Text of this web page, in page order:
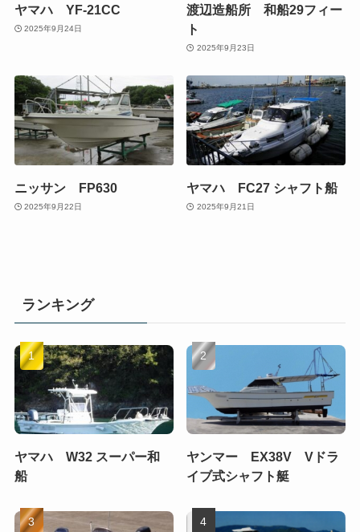
ヤマハ YF-21CC
2025年9月24日
渡辺造船所 和船29フィー
ト
2025年9月23日
ニッサン FP630
2025年9月22日
ヤマハ FC27 シャフト船
2025年9月21日
ランキング
ヤマハ W32 スーパー和
船
ヤンマー EX38V Vドラ
イブ式シャフト艇